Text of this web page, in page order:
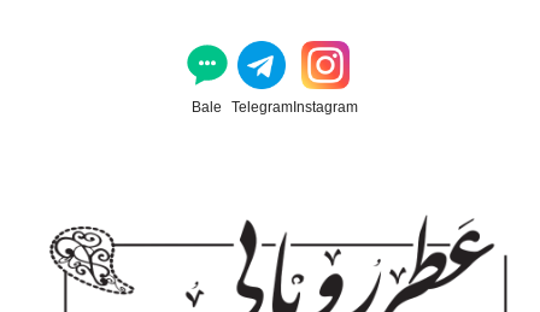
Instagram
Telegram
Bale